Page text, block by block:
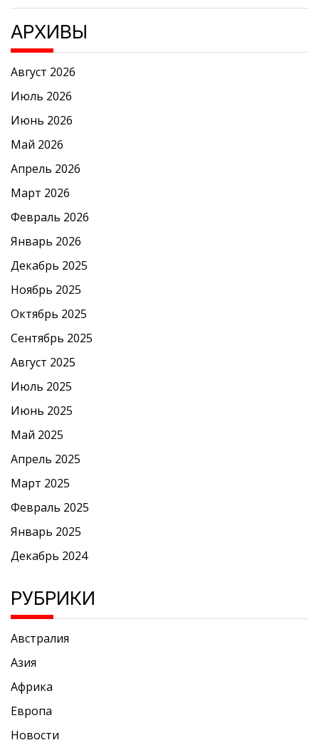
АРХИВЫ
Август 2026
Июль 2026
Июнь 2026
Май 2026
Апрель 2026
Март 2026
Февраль 2026
Январь 2026
Декабрь 2025
Ноябрь 2025
Октябрь 2025
Сентябрь 2025
Август 2025
Июль 2025
Июнь 2025
Май 2025
Апрель 2025
Март 2025
Февраль 2025
Январь 2025
Декабрь 2024
РУБРИКИ
Австралия
Азия
Африка
Европа
Новости